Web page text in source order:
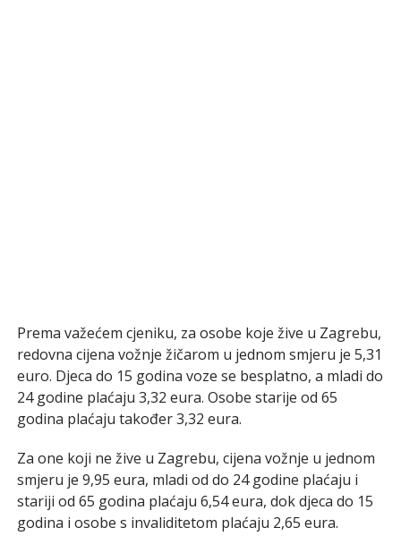
Prema važećem cjeniku, za osobe koje žive u Zagrebu,
redovna cijena vožnje žičarom u jednom smjeru je 5,31
euro. Djeca do 15 godina voze se besplatno, a mladi do
24 godine plaćaju 3,32 eura. Osobe starije od 65
godina plaćaju također 3,32 eura.
Za one koji ne žive u Zagrebu, cijena vožnje u jednom
smjeru je 9,95 eura, mladi od do 24 godine plaćaju i
stariji od 65 godina plaćaju 6,54 eura, dok djeca do 15
godina i osobe s invaliditetom plaćaju 2,65 eura.